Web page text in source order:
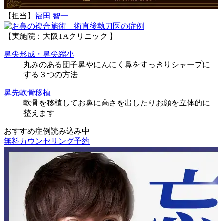
【担当】 福田 智一
執刀医の症例
【実施院：大阪TAクリニック 】
鼻尖形成・鼻尖縮小
丸みのある団子鼻やにんにく鼻をすっきりシャープに
する３つの方法
鼻先軟骨移植
軟骨を移植してお鼻に高さを出したりお顔を立体的に
整えます
おすすめ症例読み込み中
無料カウンセリング予約